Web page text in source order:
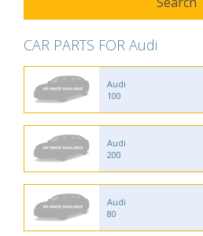
CAR PARTS FOR Audi
Audi
100
Audi
200
Audi
80